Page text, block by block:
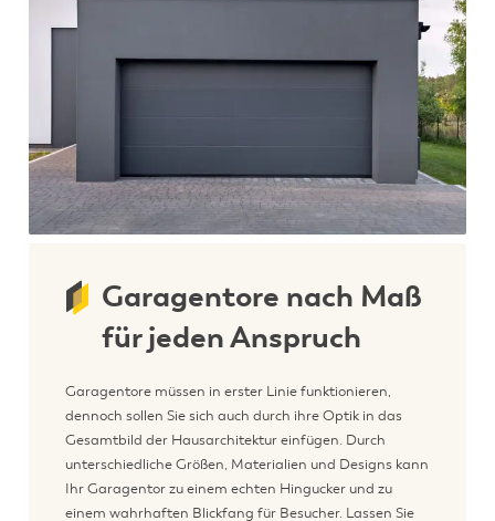
Garagentore nach Maß
für jeden Anspruch
Garagentore müssen in erster Linie funktionieren,
dennoch sollen Sie sich auch durch ihre Optik in das
Gesamtbild der Hausarchitektur einfügen. Durch
unterschiedliche Größen, Materialien und Designs kann
Ihr Garagentor zu einem echten Hingucker und zu
einem wahrhaften Blickfang für Besucher. Lassen Sie